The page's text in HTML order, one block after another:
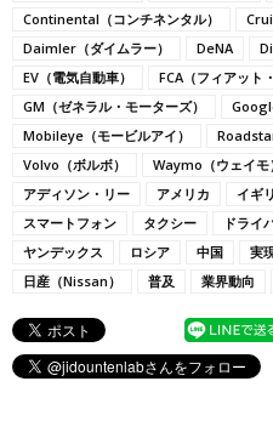
Continental（コンチネンタル）
Daimler（ダイムラー）
DeNA
EV（電気自動車）
FCA（フィアット
GM（ゼネラル・モーターズ）
Mobileye（モービルアイ）
Volvo（ボルボ）
Waymo（ウェイモ
アディソン・リー
アメリカ イギ
スマートフォン
タクシー ドライ
ヤンデックス
ロシア 中国 実
日産（Nissan）
普及 業界動向